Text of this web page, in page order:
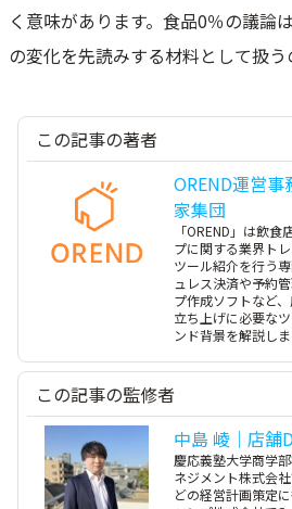
く意味があります。食品0％の議論
の変化を先読みする材料として扱う
この記事の著者
OREND運営
家集団
「OREND」は飲
プに関する業界ト
ツール紹介を行う
ュレス決済や予約
プ作成ソフトなど
立ち上げに必要な
ンド背景を解説しま
この記事の監修者
中島 崚｜店舗
慶応義塾大学商学
ネジメント株式会
どの経営計画策定